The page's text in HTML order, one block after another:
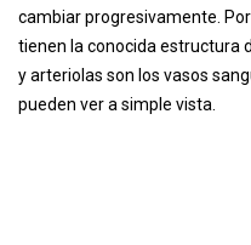
cambiar progresivamente.
tienen la conocida estructura
y arteriolas son los vasos
pueden ver a simple vista.